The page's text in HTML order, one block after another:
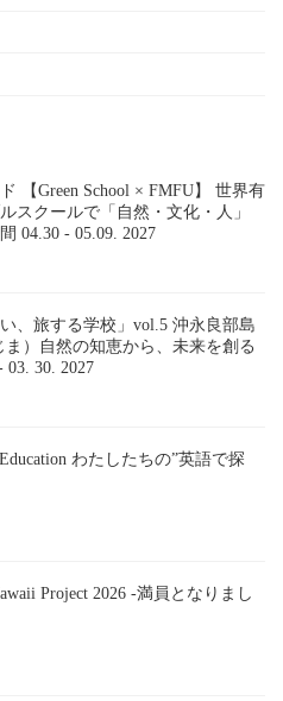
【Green School × FMFU】 世界有
スクールで「自然・文化・人」
04.30 - 05.09. 2027
い、旅する学校」vol.5 沖永良部島
）自然の知恵から、未来を創る
03. 30. 2027
わたしたちの”英語で探
Project 2026 -満員となりまし